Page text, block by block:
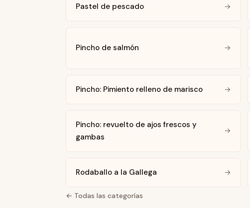
Pastel de pescado →
Pincho de salmón →
Pincho: Pimiento relleno de marisco →
Pincho: revuelto de ajos frescos y
gambas
→
Rodaballo a la Gallega →
← Todas las categorías